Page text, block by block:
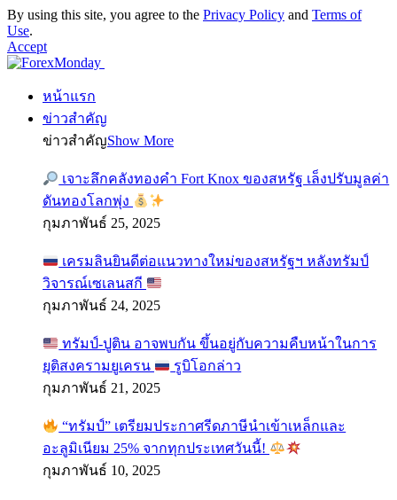
By using this site, you agree to the Privacy Policy and Terms of
Use.
Accept
หน้าแรก
ข่าวสำคัญ
ข่าวสำคัญShow More
เจาะลึกคลังทองคำ Fort Knox ของสหรัฐ เล็งปรับมูลค่า
ดันทองโลกพุ่ง
กุมภาพันธ์ 25, 2025
เครมลินยินดีต่อแนวทางใหม่ของสหรัฐฯ หลังทรัมป์
วิจารณ์เซเลนสกี
กุมภาพันธ์ 24, 2025
ทรัมป์-ปูติน อาจพบกัน ขึ้นอยู่กับความคืบหน้าในการ
ยุติสงครามยูเครน
รูบิโอกล่าว
กุมภาพันธ์ 21, 2025
“ทรัมป์” เตรียมประกาศรีดภาษีนำเข้าเหล็กและ
อะลูมิเนียม 25% จากทุกประเทศวันนี้!
กุมภาพันธ์ 10, 2025